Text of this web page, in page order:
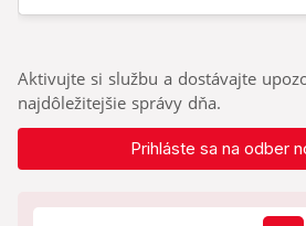
Aktivujte si službu a dostávajte
najdôležitejšie správy dňa.
Prihláste sa na odber